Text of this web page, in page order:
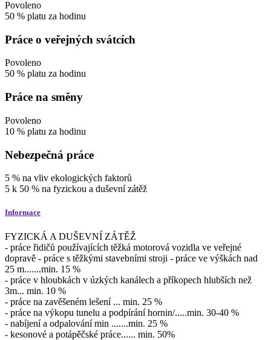
Povoleno
50 % platu za hodinu
Práce o veřejných svátcích
Povoleno
50 % platu za hodinu
Práce na směny
Povoleno
10 % platu za hodinu
Nebezpečná práce
5 % na vliv ekologických faktorů
5 k 50 % na fyzickou a duševní zátěž
Informace
FYZICKÁ A DUŠEVNÍ ZÁTĚŽ
- práce řidičů používajících těžká motorová vozidla ve veřejné
dopravě - práce s těžkými stavebními stroji - práce ve výškách nad
25 m.......min. 15 %
- práce v hloubkách v úzkých kanálech a příkopech hlubších než
3m... min. 10 %
- práce na zavěšeném lešení ... min. 25 %
- práce na výkopu tunelu a podpírání hornin/.....min. 30-40 %
- nabíjení a odpalování min .......min. 25 %
- kesonové a potápěčské práce...... min. 50%